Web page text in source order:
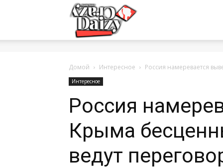
сумашедшие
Домой Интересное Россия намеревается
Интересное
Россия
Крыма
ведут